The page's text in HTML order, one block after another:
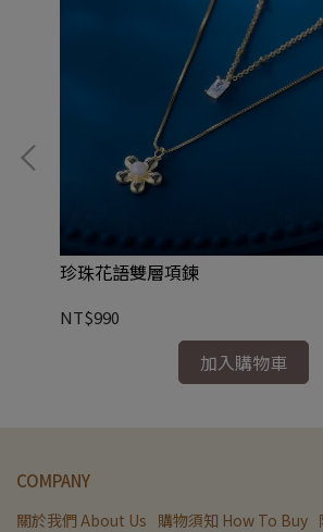
珍珠花語雙層項鍊
NT$990
加入購物車
COMPANY
關於我們 About Us 購物須知 How To Buy